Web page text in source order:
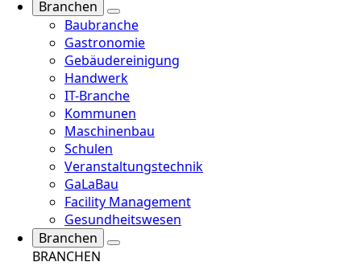
Branchen
Baubranche
Gastronomie
Gebäudereinigung
Handwerk
IT-Branche
Kommunen
Maschinenbau
Schulen
Veranstaltungstechnik
GaLaBau
Facility Management
Gesundheitswesen
Branchen
BRANCHEN